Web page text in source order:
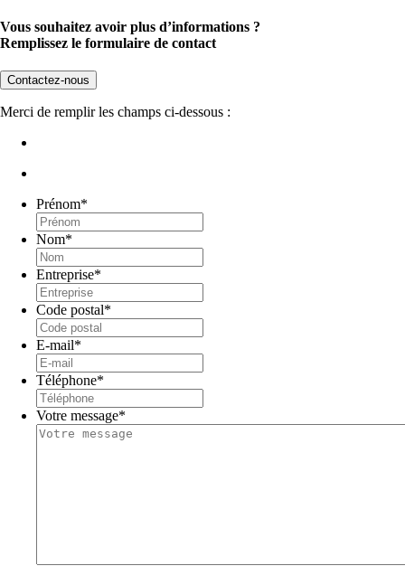
Vous souhaitez avoir plus d’informations ?
Remplissez le formulaire de contact
Contactez-nous
Merci de remplir les champs ci-dessous :
Prénom*
Nom*
Entreprise*
Code postal*
E-mail*
Téléphone*
Votre message*